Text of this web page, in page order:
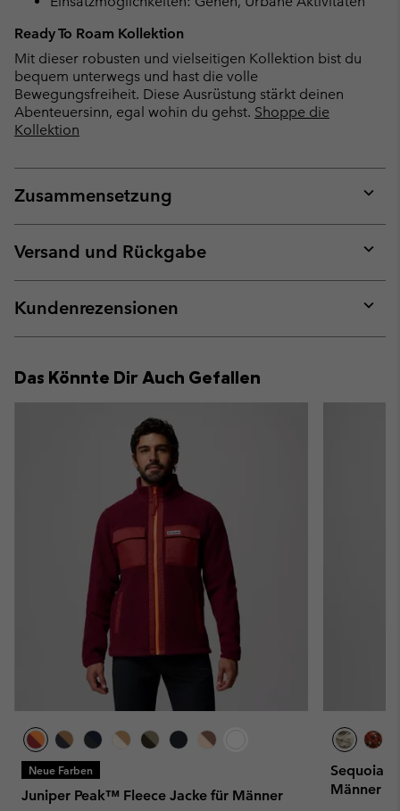
Ready To Roam Kollektion
Mit dieser robusten und vielseitigen Kollektion bist du
bequem unterwegs und hast die volle
Bewegungsfreiheit. Diese Ausrüstung stärkt deinen
Abenteuersinn, egal wohin du gehst. Shoppe die
Kollektion
Zusammensetzung
or
Versand und Rückgabe
or
Kundenrezensionen
or
Das Könnte Dir Auch Gefallen
Neue Farben
Juniper Peak™ Fleece Jacke für Männer
Sequoia
Männer